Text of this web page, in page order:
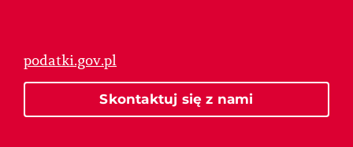
podatki.gov.pl
Skontaktuj się z nami